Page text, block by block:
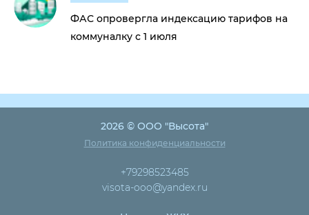
ФАС опровергла индексацию тарифов на
коммуналку с 1 июля
2026 © ООО "Высота"
Политика конфиденциальности
+79298523485
visota-ooo@yandex.ru